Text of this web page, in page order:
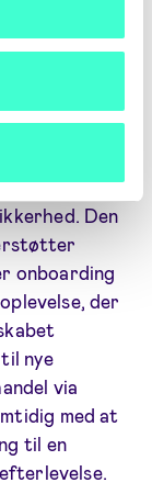
"Det ændrer
reguleret
øjeblikkeligt
Den
onboarding
der
nye
via
med at
til en